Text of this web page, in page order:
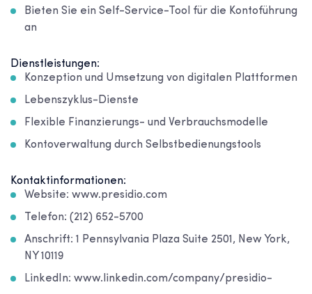
Bieten Sie ein Self-Service-Tool für die Kontoführung
an
Dienstleistungen:
Konzeption und Umsetzung von digitalen Plattformen
Lebenszyklus-Dienste
Flexible Finanzierungs- und Verbrauchsmodelle
Kontoverwaltung durch Selbstbedienungstools
Kontaktinformationen:
Website: www.presidio.com
Telefon: (212) 652-5700
Anschrift: 1 Pennsylvania Plaza Suite 2501, New York,
NY 10119
LinkedIn: www.linkedin.com/company/presidio-